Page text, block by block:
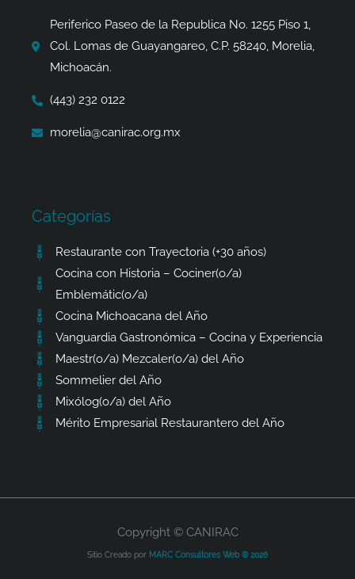
k
-
f
a
m
e
r
p
Periferico Paseo de la Republica No. 1255 Piso 1,
Col. Lomas de Guayangareo, C.P. 58240, Morelia,
Michoacán.
(443) 232 0122
morelia@canirac.org.mx
Categorías
Restaurante con Trayectoria (+30 años)
Cocina con Historia – Cociner(o/a)
Emblemátic(o/a)
Cocina Michoacana del Año
Vanguardia Gastronómica – Cocina y Experiencia
Maestr(o/a) Mezcaler(o/a) del Año
Sommelier del Año
Mixólog(o/a) del Año
Mérito Empresarial Restaurantero del Año
Copyright © CANIRAC
Sitio Creado por MARC Consultores Web ® 2026